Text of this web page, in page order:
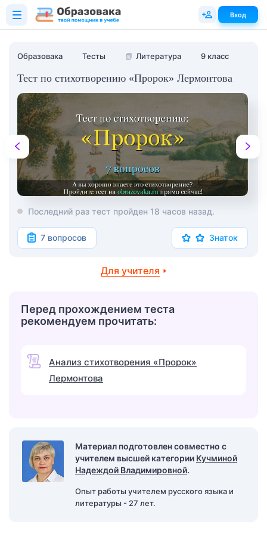
Образовака Тесты 📗 Литература 9 класс
Тест по стихотворению «Пророк» Лермонтова
Последний раз тест пройден 18 часов назад.
7 вопросов Знаток
Для учителя
Перед прохождением теста
рекомендуем прочитать:
Анализ стихотворения «Пророк»
Лермонтова
Материал подготовлен совместно с
учителем высшей категории Кучминой
Надеждой Владимировной.
Опыт работы учителем русского языка и
литературы - 27 лет.
Вход